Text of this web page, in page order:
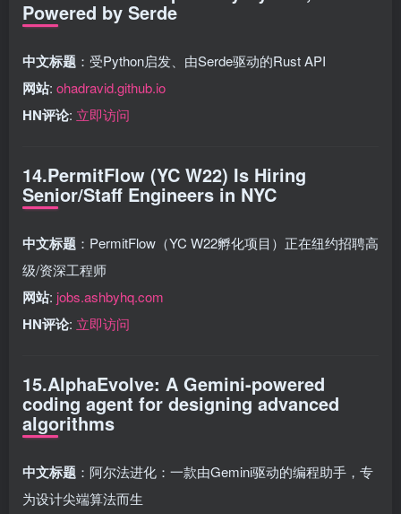
Powered by Serde
中文标题 ：受Python启发、由Serde驱动的Rust API
网站: ohadravid.github.io
HN评论: 立即访问
14.PermitFlow (YC W22) Is Hiring
Senior/Staff Engineers in NYC
中文标题 ：PermitFlow（YC W22孵化项目）正在纽约招聘高
级/资深工程师
网站: jobs.ashbyhq.com
HN评论: 立即访问
15.AlphaEvolve: A Gemini-powered
coding agent for designing advanced
algorithms
中文标题 ：阿尔法进化：一款由Gemini驱动的编程助手，专
为设计尖端算法而生